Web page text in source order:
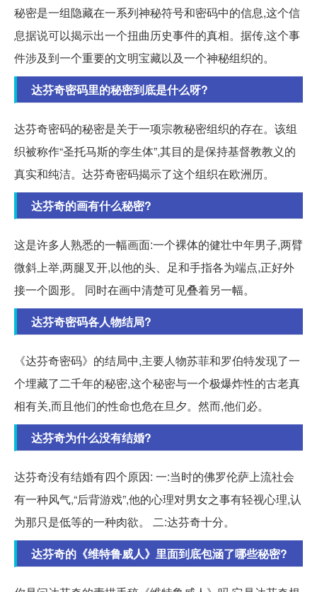
秘密是一组隐藏在一系列神秘符号和密码中的信息,这个信
息据说可以揭示出一个扭曲历史事件的真相。据传,这个事
件涉及到一个重要的文明宝藏以及一个神秘组织的。
达芬奇密码里的秘密到底是什么呀?
达芬奇密码的秘密是关于一项宗教秘密组织的存在。该组
织被称作“圣托马斯的孪生体”,其目的是保持基督教教义的
真实和纯洁。达芬奇密码揭示了这个组织在欧洲历。
达芬奇的画有什么秘密?
这是许多人熟悉的一幅画面:一个裸体的健壮中年男子,两臂
微斜上举,两腿叉开,以他的头、足和手指各为端点,正好外
接一个圆形。 同时在画中清楚可见叠着另一幅。
达芬奇密码各人物结局?
《达芬奇密码》的结局中,主要人物苏菲和罗伯特发现了一
个埋藏了二千年的秘密,这个秘密与一个极爆炸性的古老真
相有关,而且他们的性命也危在旦夕。然而,他们必。
达芬奇为什么没有结婚?
达芬奇没有结婚有四个原因: 一:当时的佛罗伦萨上流社会
有一种风气,“后背游戏”,他的心理对男女之事有轻视心理,认
为那只是低等的一种肉欲。 二:达芬奇十分。
达芬奇的《维特鲁威人》里面到底包涵了哪些秘密?